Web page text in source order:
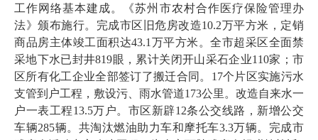
工作网络基本建成。《苏州市农村合作医疗保险管理办
法》颁布施行。完成市区旧危房改造10.2万平方米，定销
商品房主体竣工面积达43.1万平方米。全市超采区全面禁
采地下水已封井819眼，累计关闭开山采石企业110家；市
区所有化工企业全部签订了搬迁合同。17个片区实施污水
支管到户工程，敷设污、雨水管道173公里。改造自来水一
户一表工程13.5万户。市区新辟12条公交线路，新增公交
车辆285辆。共淘汰燃油助力车和摩托车3.3万辆。完成市